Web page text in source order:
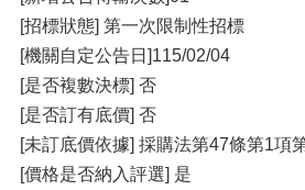
[招標狀態] 第一次限制性招標
[機關自定公告日]115/02/04
[是否複數決標] 否
[是否訂有底價] 否
[未訂底價依據] 採購法第47條第1項
[價格是否納入評選] 是